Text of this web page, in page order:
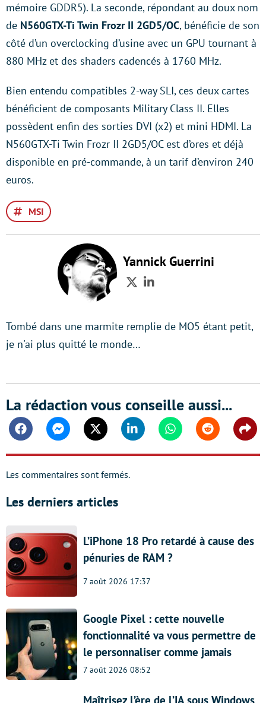
mémoire GDDR5). La seconde, répondant au doux nom
de N560GTX-Ti Twin Frozr II 2GD5/OC, bénéficie de son
côté d’un overclocking d’usine avec un GPU tournant à
880 MHz et des shaders cadencés à 1760 MHz.
Bien entendu compatibles 2-way SLI, ces deux cartes
bénéficient de composants Military Class II. Elles
possèdent enfin des sorties DVI (x2) et mini HDMI. La
N560GTX-Ti Twin Frozr II 2GD5/OC est d’ores et déjà
disponible en pré-commande, à un tarif d’environ 240
euros.
MSI
Yannick Guerrini
TwitterLinkedIn
Tombé dans une marmite remplie de MO5 étant petit,
je n'ai plus quitté le monde…
La rédaction vous conseille aussi...
FacebookMessengerTwitter Linkedin WhatsappReddit
Les commentaires sont fermés.
Les derniers articles
L’iPhone 18 Pro retardé à cause des
pénuries de RAM ?
7 août 2026 17:37
Google Pixel : cette nouvelle
fonctionnalité va vous permettre de
le personnaliser comme jamais
7 août 2026 08:52
Maîtrisez l’ère de l’IA sous Windows